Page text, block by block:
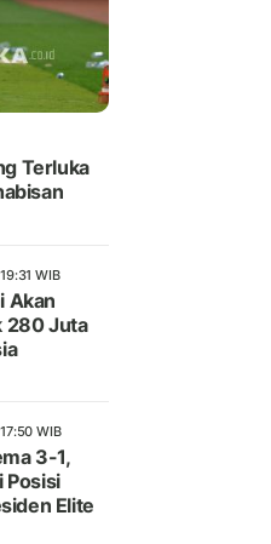
Terluka
WIB
Akan
280 Juta
WIB
3-1,
Posisi
Elite